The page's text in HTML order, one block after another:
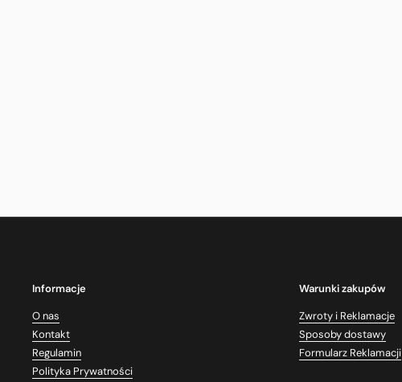
Informacje
O nas
Kontakt
Regulamin
Polityka Prywatności
Warunki zakupów
Zwroty i Reklamacje
Sposoby dostawy
Formularz Reklamacji